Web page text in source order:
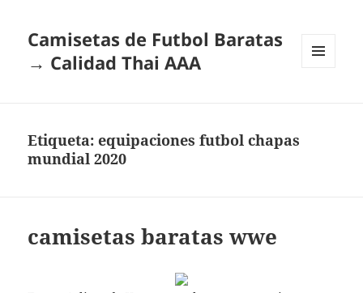
Camisetas de Futbol Baratas
→ Calidad Thai AAA
Etiqueta:equipaciones futbol chapas
mundial 2020
camisetas baratas wwe